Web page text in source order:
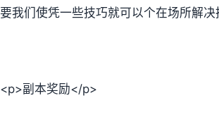
要我们使凭一些技巧就可以个在场所解
<p>副本奖励</p>